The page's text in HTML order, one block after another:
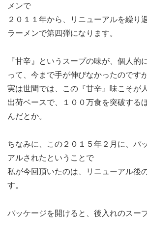
メンで
２０１１年から、リニューアルを繰り
ラーメンで第四弾になります。
『甘辛』というスープの味が、個人的
って、今まで手が伸びなかったのです
実は世間では、この『甘辛』味こそが
出荷ベースで、１００万食を突破する
んだとか。
ちなみに、この２０１５年２月に、パ
アルされたということで
私が今回頂いたのは、リニューアル後
す。
パッケージを開けると、後入れのスープ